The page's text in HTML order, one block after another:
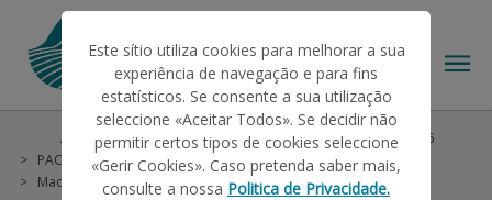
O IFAP
Ajudas/Apoios Ajudas no Pedido Único
Pré-PU 2025
PAC 2014-2022
Medidas Agro e Silvo Ambientais
Madeira - PRODERAM 2020
Este sítio utiliza cookies para melhorar a sua
experiência de navegação e para fins
estatísticos. Se consente a sua utilização
seleccione «Aceitar Todos». Se decidir não
permitir certos tipos de cookies seleccione
«Gerir Cookies». Caso pretenda saber mais,
consulte a nossa Politica de Privacidade.